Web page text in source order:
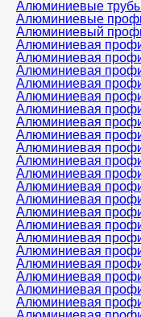
Алюминиевые
Алюминиевые
Алюминиевый
Алюминиевая
Алюминиевая
Алюминиевая
Алюминиевая
Алюминиевая
Алюминиевая
Алюминиевая
Алюминиевая
Алюминиевая
Алюминиевая
Алюминиевая
Алюминиевая
Алюминиевая
Алюминиевая
Алюминиевая
Алюминиевая
Алюминиевая
Алюминиевая
Алюминиевая
Алюминиевая
Алюминиевая